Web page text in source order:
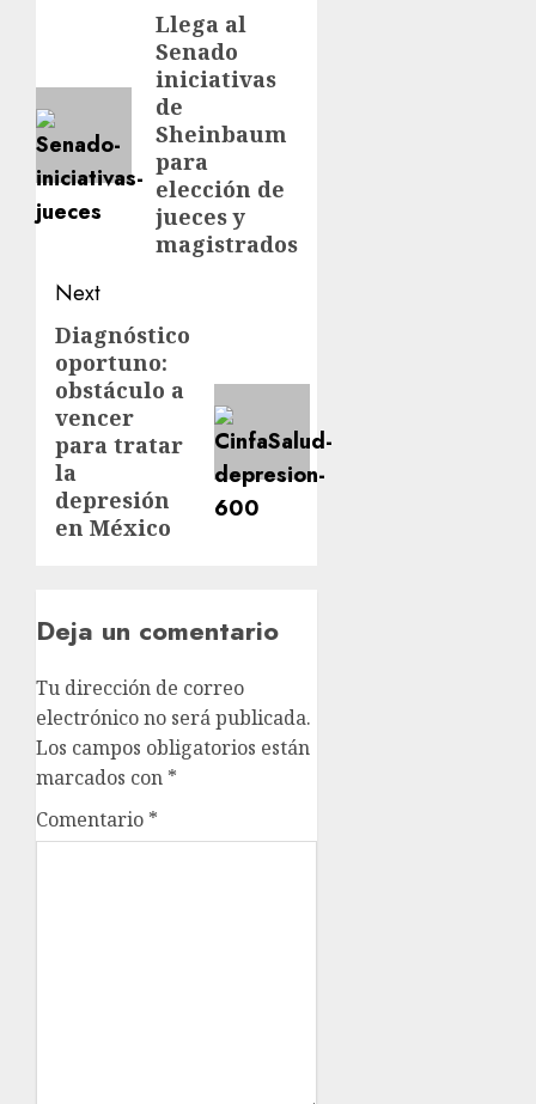
Llega al
Senado
iniciativas
de
Sheinbaum
para
elección de
jueces y
magistrados
Next
Diagnóstico
oportuno:
obstáculo a
vencer
para tratar
la
depresión
en México
Deja un comentario
Tu dirección de correo
electrónico no será publicada.
Los campos obligatorios están
marcados con *
Comentario *